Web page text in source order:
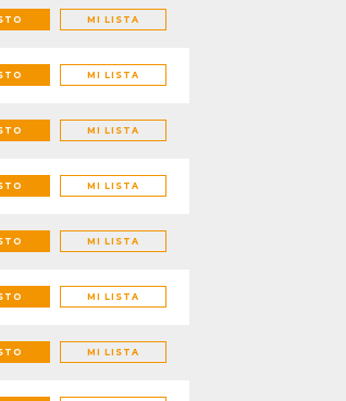
MI LISTA
MI LISTA
MI LISTA
MI LISTA
MI LISTA
MI LISTA
MI LISTA